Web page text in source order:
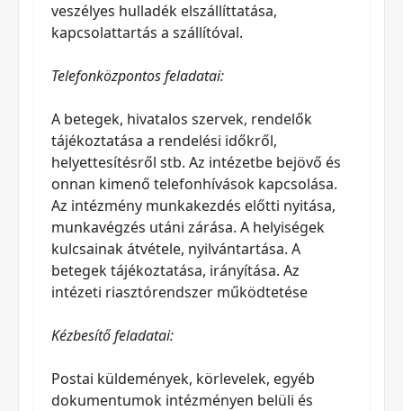
veszélyes hulladék elszállíttatása,
kapcsolattartás a szállítóval.
Telefonközpontos feladatai:
A betegek, hivatalos szervek, rendelők
tájékoztatása a rendelési időkről,
helyettesítésről stb. Az intézetbe bejövő és
onnan kimenő telefonhívások kapcsolása.
Az intézmény munkakezdés előtti nyitása,
munkavégzés utáni zárása. A helyiségek
kulcsainak átvétele, nyilvántartása. A
betegek tájékoztatása, irányítása. Az
intézeti riasztórendszer működtetése
Kézbesítő feladatai:
Postai küldemények, körlevelek, egyéb
dokumentumok intézményen belüli és